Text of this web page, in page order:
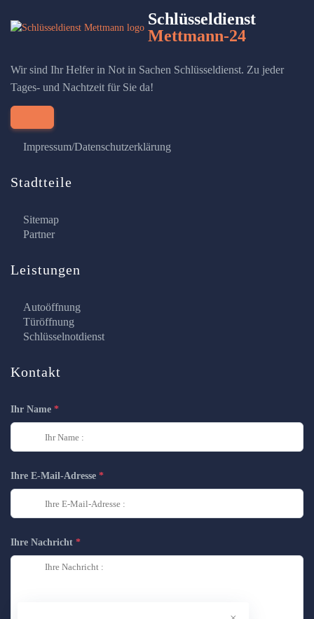
Schlüsseldienst
Mettmann-24
Wir sind Ihr Helfer in Not in Sachen Schlüsseldienst. Zu jeder
Tages- und Nachtzeit für Sie da!
Impressum/Datenschutzerklärung
Stadtteile
Sitemap
Partner
Leistungen
Autoöffnung
Türöffnung
Schlüsselnotdienst
Kontakt
Ihr Name
Ihre E-Mail-Adresse
Ihre Nachricht